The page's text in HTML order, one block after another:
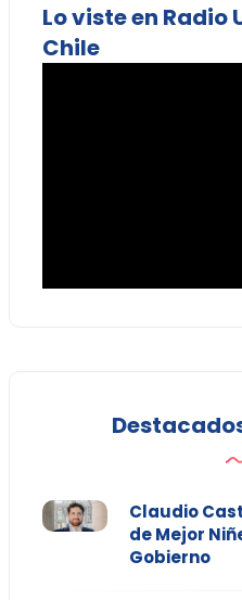
Lo viste en Radio
Chile
Claudio
de Mejor
Gobierno